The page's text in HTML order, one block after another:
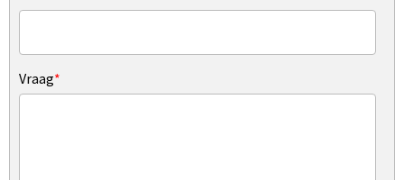
Vraag*